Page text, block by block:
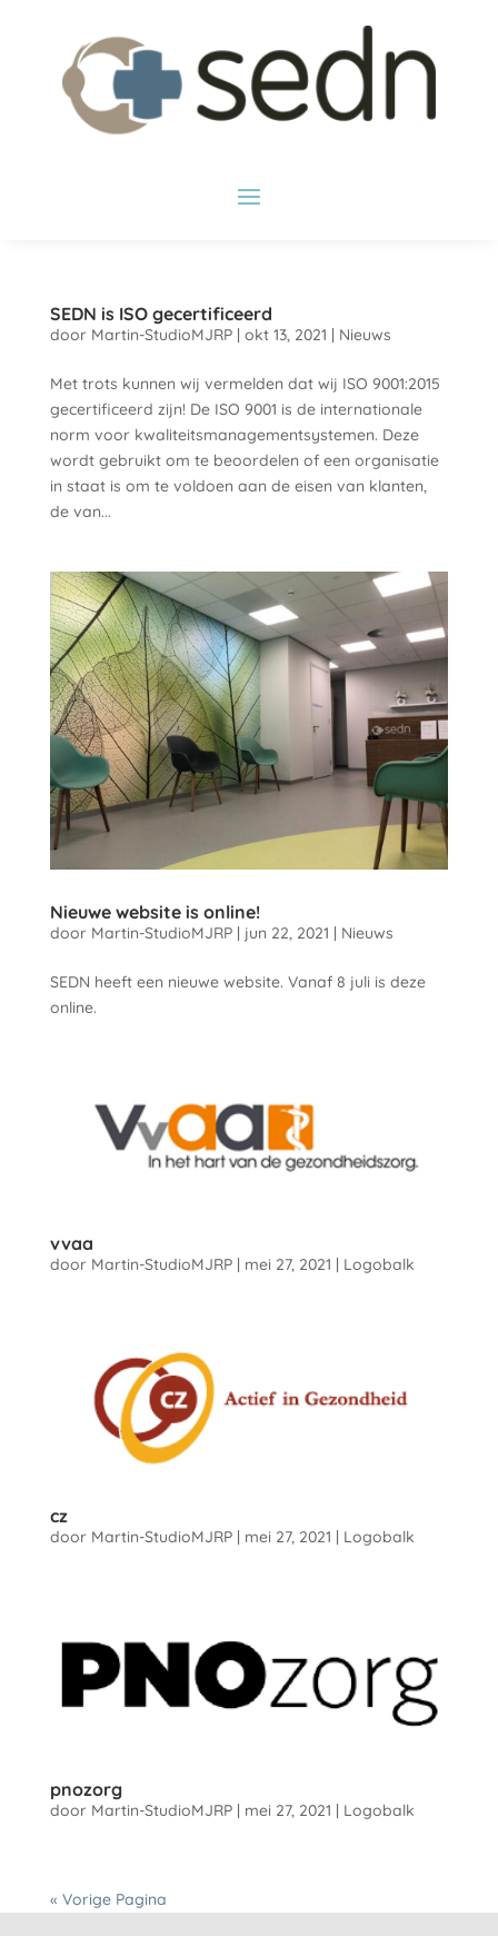
SEDN is ISO gecertificeerd
door Martin-StudioMJRP| okt 13, 2021 | Nieuws
Met trots kunnen wij vermelden dat wij ISO 9001:2015
gecertificeerd zijn! De ISO 9001 is de internationale
norm voor kwaliteitsmanagementsystemen. Deze
wordt gebruikt om te beoordelen of een organisatie
in staat is om te voldoen aan de eisen van klanten,
de van...
Nieuwe website is online!
door Martin-StudioMJRP| jun 22, 2021 Nieuws
SEDN heeft een nieuwe website. Vanaf 8 juli is deze
online.
vvaa
door Martin-StudioMJRP| mei 27, 2021 | Logobalk
cz
door Martin-StudioMJRP| mei 27, 2021 Logobalk
pnozorg
door Martin-StudioMJRP| mei 27, 2021 | Logobalk
« Vorige Pagina